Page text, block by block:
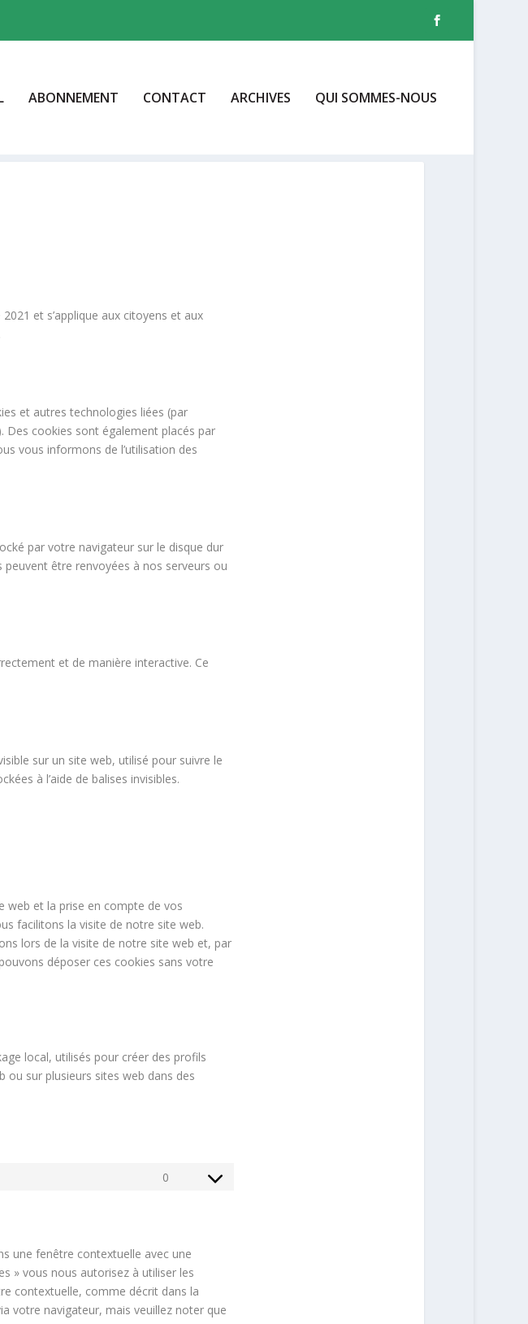
ABONNEMENT CONTACT ARCHIVES QUI SOMMES-NOUS
et s’applique aux citoyens et aux
et autres technologies liées (par
Des cookies sont également placés par
vous informons de l’utilisation des
par votre navigateur sur le disque dur
être renvoyées à nos serveurs ou
et de manière interactive. Ce
sur un site web, utilisé pour suivre le
à l’aide de balises invisibles.
web et la prise en compte de vos
facilitons la visite de notre site web.
lors de la visite de notre site web et, par
déposer ces cookies sans votre
local, utilisés pour créer des profils
ou sur plusieurs sites web dans des
0
Consent
une fenêtre contextuelle avec une
» vous nous autorisez à utiliser les
contextuelle, comme décrit dans la
votre navigateur, mais veuillez noter que